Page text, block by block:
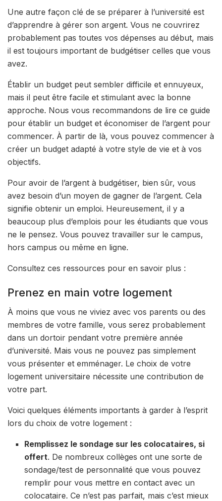
Une autre façon clé de se préparer à l’université est
d’apprendre à gérer son argent. Vous ne couvrirez
probablement pas toutes vos dépenses au début, mais
il est toujours important de budgétiser celles que vous
avez.
Établir un budget peut sembler difficile et ennuyeux,
mais il peut être facile et stimulant avec la bonne
approche. Nous vous recommandons de lire ce guide
pour établir un budget et économiser de l’argent pour
commencer. À partir de là, vous pouvez commencer à
créer un budget adapté à votre style de vie et à vos
objectifs.
Pour avoir de l’argent à budgétiser, bien sûr, vous
avez besoin d’un moyen de gagner de l’argent. Cela
signifie obtenir un emploi. Heureusement, il y a
beaucoup plus d’emplois pour les étudiants que vous
ne le pensez. Vous pouvez travailler sur le campus,
hors campus ou même en ligne.
Consultez ces ressources pour en savoir plus :
Prenez en main votre logement
À moins que vous ne viviez avec vos parents ou des
membres de votre famille, vous serez probablement
dans un dortoir pendant votre première année
d’université. Mais vous ne pouvez pas simplement
vous présenter et emménager. Le choix de votre
logement universitaire nécessite une contribution de
votre part.
Voici quelques éléments importants à garder à l’esprit
lors du choix de votre logement :
Remplissez le sondage sur les colocataires, si
offert. De nombreux collèges ont une sorte de
sondage/test de personnalité que vous pouvez
remplir pour vous mettre en contact avec un
colocataire. Ce n’est pas parfait, mais c’est mieux